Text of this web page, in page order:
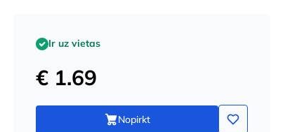
Ir uz vietas
€ 1.69
Nopirkt